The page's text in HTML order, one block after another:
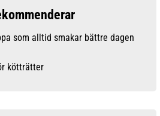
som alltid smakar bättre dagen
kötträtter